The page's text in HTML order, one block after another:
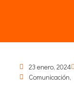
23 enero, 2024
Comunicación,